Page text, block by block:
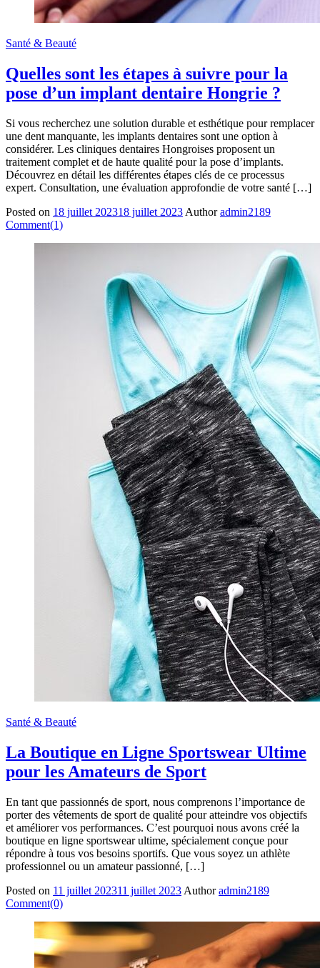
Santé & Beauté
Quelles sont les étapes à suivre pour la
pose d’un implant dentaire Hongrie ?
Si vous recherchez une solution durable et esthétique pour remplacer
une dent manquante, les implants dentaires sont une option à
considérer. Les cliniques dentaires Hongroises proposent un
traitement complet et de haute qualité pour la pose d’implants.
Découvrez en détail les différentes étapes clés de ce processus
expert. Consultation, une évaluation approfondie de votre santé […]
Posted on 18 juillet 202318 juillet 2023 Author admin2189
Comment(1)
Santé & Beauté
La Boutique en Ligne Sportswear Ultime
pour les Amateurs de Sport
En tant que passionnés de sport, nous comprenons l’importance de
porter des vêtements de sport de qualité pour atteindre vos objectifs
et améliorer vos performances. C’est pourquoi nous avons créé la
boutique en ligne sportswear ultime, spécialement conçue pour
répondre à tous vos besoins sportifs. Que vous soyez un athlète
professionnel ou un amateur passionné, […]
Posted on 11 juillet 202311 juillet 2023 Author admin2189
Comment(0)